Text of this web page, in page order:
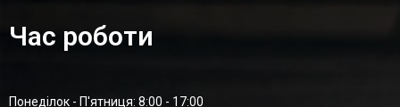
Час роботи
Понеділок - П'ятниця: 8:00 - 17:00